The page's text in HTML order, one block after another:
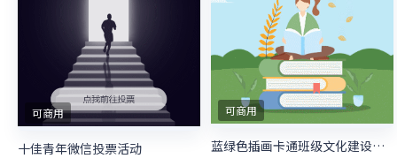
可商用
十佳青年微信投票活动
可商用
蓝绿色插画卡通班级文化建设照片投票模板